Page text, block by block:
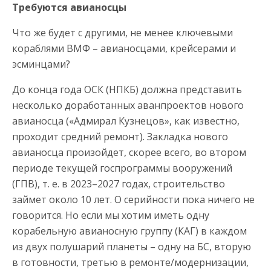
Требуются авианосцы
Что же будет с другими, не менее ключевыми
кораблями ВМФ – авианосцами, крейсерами и
эсминцами?
До конца года ОСК (НПКБ) должна представить
несколько доработанных аванпроектов нового
авианосца («Адмирал Кузнецов», как известно,
проходит средний ремонт). Закладка нового
авианосца произойдет, скорее всего, во втором
периоде текущей госпрограммы вооружений
(ГПВ), т. е. в 2023–2027 годах, строительство
займет около 10 лет. О серийности пока ничего не
говорится. Но если мы хотим иметь одну
корабельную авианосную группу (КАГ) в каждом
из двух полушарий планеты – одну на БС, вторую
в готовности, третью в ремонте/модернизации,